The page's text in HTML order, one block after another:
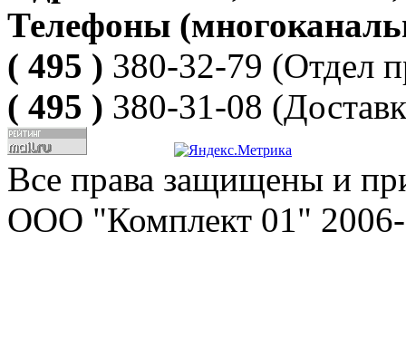
Телефоны
( 495 ) 380-32-79 (Отдел
( 495 ) 380-31-08
Все права защищены и
ООО "Комплект 01" 2006-